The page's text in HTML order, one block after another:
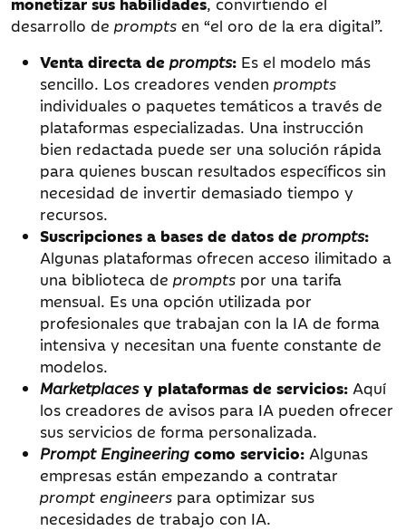
desarrollo de prompts en “el oro de la era digital”.
Venta directa de prompts: Es el modelo más
sencillo. Los creadores venden prompts
individuales o paquetes temáticos a través de
plataformas especializadas. Una instrucción
bien redactada puede ser una solución rápida
para quienes buscan resultados específicos sin
necesidad de invertir demasiado tiempo y
recursos.
Suscripciones a bases de datos de prompts:
Algunas plataformas ofrecen acceso ilimitado a
una biblioteca de prompts por una tarifa
mensual. Es una opción utilizada por
profesionales que trabajan con la IA de forma
intensiva y necesitan una fuente constante de
modelos.
Marketplacesy plataformas de servicios: Aquí
los creadores de avisos para IA pueden ofrecer
sus servicios de forma personalizada.
Prompt Engineering como servicio: Algunas
empresas están empezando a contratar
prompt engineers para optimizar sus
necesidades de trabajo con IA.